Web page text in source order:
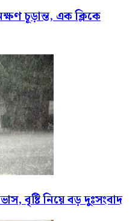
চূড়ান্ত, এক ক্লিকে
বৃষ্টি নিয়ে বড় দুঃসংবাদ